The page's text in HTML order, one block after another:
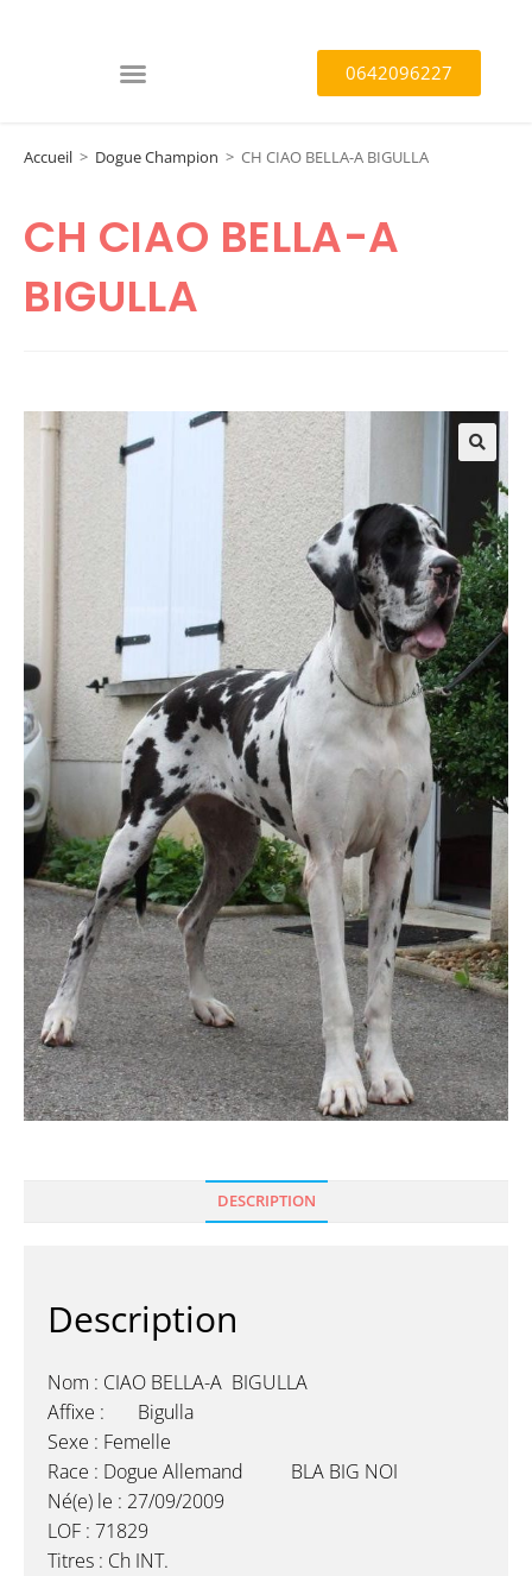
0642096227
Accueil > Dogue Champion > CH CIAO BELLA-A BIGULLA
CH CIAO BELLA-A
BIGULLA
DESCRIPTION
Description
Nom : CIAO BELLA-A BIGULLA
Affixe : Bigulla
Sexe : Femelle
Race : Dogue Allemand BLA BIG NOI
Né(e) le : 27/09/2009
LOF : 71829
Titres : Ch INT.